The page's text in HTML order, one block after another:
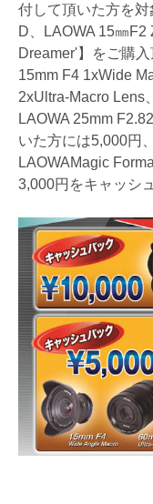
付して頂いた方を
D、LAOWA 15㎜
Dreamer'】をご購
15mm F4 1xWide
2xUltra-Macro Lens
LAOWA 25mm
いた方には5,000円
LAOWAMagic
3,000円をキャッシ